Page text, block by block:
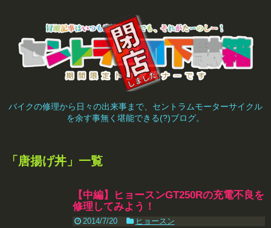
バイクの修理から日々の出来事まで、セントラムモーターサイクル
を余す事無く堪能できる(?)ブログ。
「 唐揚げ丼 」 一覧
【中編】ヒョースンGT250Rの充電不良を
修理してみよう！
2014/7/20
ヒョースン